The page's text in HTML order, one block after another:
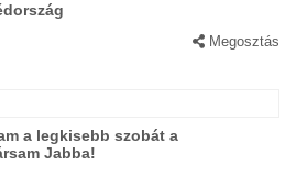
Megosztás
a legkisebb szobát a
Jabba!